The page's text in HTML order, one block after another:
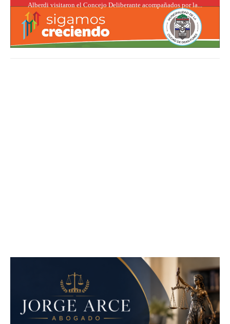
Alberdi visitaron el Concejo Deliberante acompañados por la...